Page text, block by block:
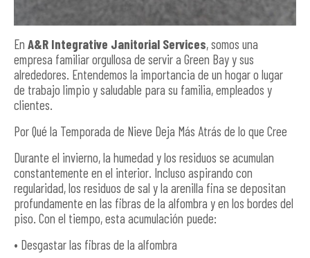
En A&R Integrative Janitorial Services, somos una
empresa familiar orgullosa de servir a Green Bay y sus
alrededores. Entendemos la importancia de un hogar o lugar
de trabajo limpio y saludable para su familia, empleados y
clientes.
Por Qué la Temporada de Nieve Deja Más Atrás de lo que Cree
Durante el invierno, la humedad y los residuos se acumulan
constantemente en el interior. Incluso aspirando con
regularidad, los residuos de sal y la arenilla fina se depositan
profundamente en las fibras de la alfombra y en los bordes del
piso. Con el tiempo, esta acumulación puede:
• Desgastar las fibras de la alfombra